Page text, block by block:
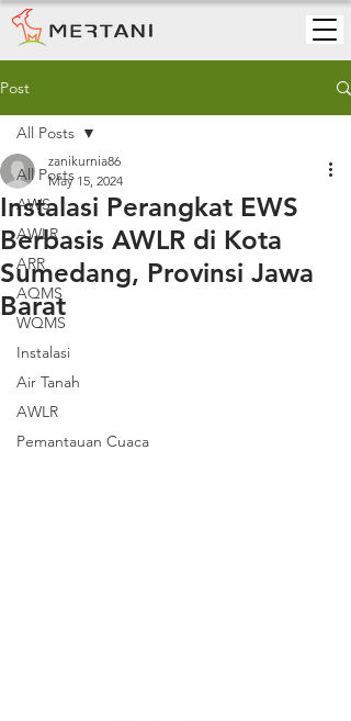
Post
All Posts
AWS
AWLR
ARR
AQMS
WQMS
Instalasi
Air Tanah
AWLR
Pemantauan Cuaca
All Posts
Instalasi Perangkat EWS
Berbasis AWLR di Kota
Sumedang, Provinsi Jawa
Barat
zanikurnia86
May 15, 2024